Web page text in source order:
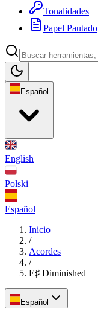
Tonalidades
Papel Pautado
Español
English
Polski
Español
Inicio
/
Acordes
/
E♯ Diminished
Español